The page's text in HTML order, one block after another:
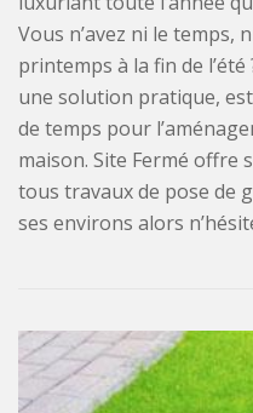
Vous n’avez ni le temps,
printemps à la fin de
une solution pratique,
de temps pour
maison. Site Fermé offre
tous travaux de pose de
ses environs alors